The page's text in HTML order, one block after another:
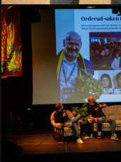
HMLH24-
2514
–
Kopi